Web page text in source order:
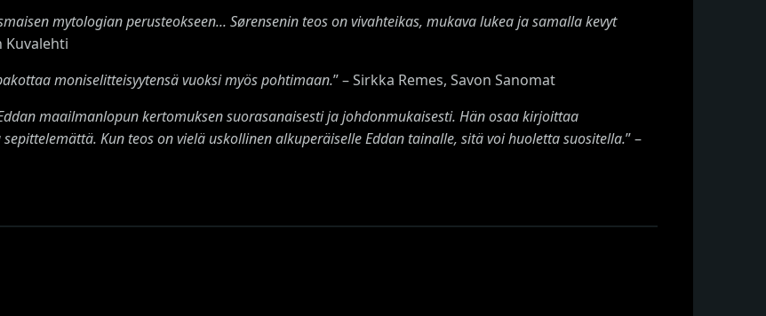
mytologian perusteokseen... Sørensenin teos on vivahteikas, mukava lukea ja samalla kevyt
Kuvalehti
moniselitteisyytensä vuoksi myös pohtimaan.” – Sirkka Remes, Savon Sanomat
maailmanlopun kertomuksen suorasanaisesti ja johdonmukaisesti. Hän osaa kirjoittaa
Kun teos on vielä uskollinen alkuperäiselle Eddan tainalle, sitä voi huoletta suositella.” –